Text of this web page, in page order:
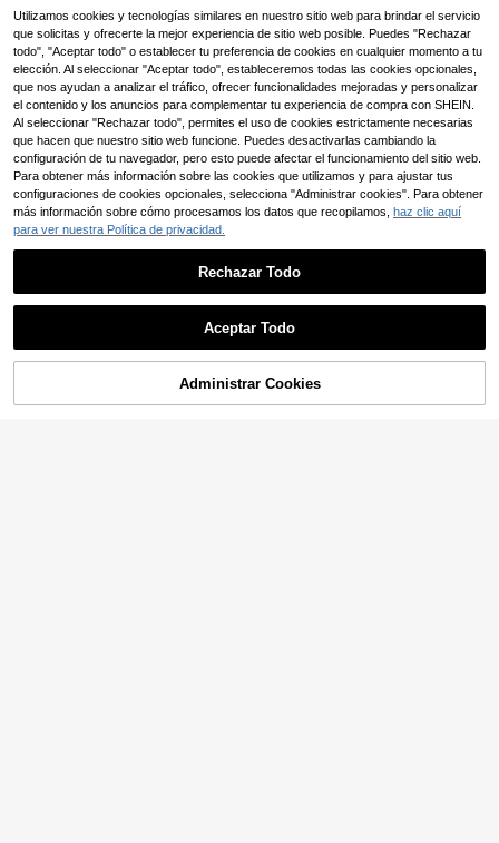
#Elegancia veraniega
Almacén UE Attriella Conjunto de ca
miseta sin mangas con diseño cala
do y pantalones de pierna ancha en
color amarillo, estilo primavera y ve
rano. Conjunto informal y suelto par
a vacaciones, playa, elegante para
oficina, de 2 piezas para mujer, idea
l como invitada de boda en estilo bo
hemio
29 ,49€
#monoscasuales
Almacén UE Aloruh Conjunto de 2 pi
ezas: Elegante conjunto minimalista
de lino mezclado de colores casual
es y de negocios, adecuado para fe
stivales de música de primavera/ve
rano, Pascua, Día de San Patricio, e
stilo occidental, nómada, fiestas de
cumpleaños, graduaciones, estilo u
niversitario, uso diario, casual, vaca
ciones, cruceros, playa, soleado, tal
la grande vendidos, ropa urbana, in
vitado de boda bohemio, trayecto, b
runch, looks de aeropuerto, diseño
marrón recortado y pantalones anc
hos de lino
12,99€
AÑADIR A LA BOLSA
Utilizamos cookies y tecnologías similares en nuestro sitio web para brindar el servicio
que solicitas y ofrecerte la mejor experiencia de sitio web posible. Puedes "Rechazar
todo", "Aceptar todo" o establecer tu preferencia de cookies en cualquier momento a tu
elección. Al seleccionar "Aceptar todo", estableceremos todas las cookies opcionales,
que nos ayudan a analizar el tráfico, ofrecer funcionalidades mejoradas y personalizar
el contenido y los anuncios para complementar tu experiencia de compra con SHEIN.
Al seleccionar "Rechazar todo", permites el uso de cookies estrictamente necesarias
que hacen que nuestro sitio web funcione. Puedes desactivarlas cambiando la
configuración de tu navegador, pero esto puede afectar el funcionamiento del sitio web.
Para obtener más información sobre las cookies que utilizamos y para ajustar tus
configuraciones de cookies opcionales, selecciona "Administrar cookies". Para obtener
más información sobre cómo procesamos los datos que recopilamos, haz clic aquí
para ver nuestra Política de privacidad.
Rechazar Todo
Aceptar Todo
Administrar Cookies